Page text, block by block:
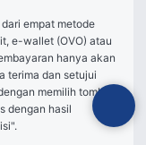
empat metode
e-wallet (OVO) atau
hanya akan
terima dan setujui
memilih tombol
dengan hasil